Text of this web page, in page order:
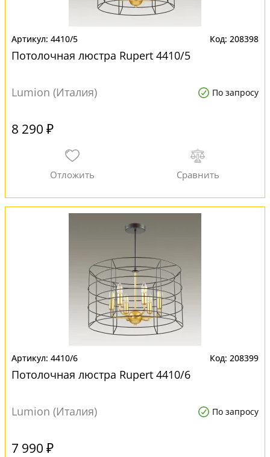
4410/5 208398
Потолочная люстра Rupert 4410/5
Lumion (Италия) По запросу
8 290 ₽
4410/6 208399
Потолочная люстра Rupert 4410/6
Lumion (Италия) По запросу
7 990 ₽